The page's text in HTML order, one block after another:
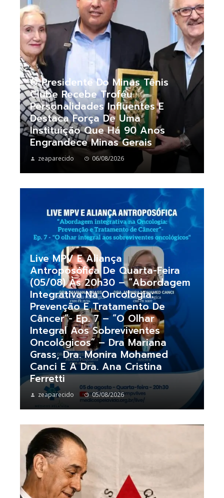
O Presidente Do Minas Tênis
Clube Recebe Troféu
Personalidades Influentes E
Destaca Força De Uma
Instituição Que Há 90 Anos
Engrandece Minas Gerais
zeaparecido 06/08/2026
Live MPV E Aliança
Antroposófica De Quarta-Feira
(05/08) Às 20h30 – “Abordagem
Integrativa Na Oncologia:
Prevenção E Tratamento De
Câncer”- Ep. 7 – “O Olhar
Integral Aos Sobreviventes
Oncológicos” – Dra Mariana
Grass, Dra. Monira Mohamed
Canci E A Dra. Ana Cristina
Ferretti
zeaparecido 05/08/2026